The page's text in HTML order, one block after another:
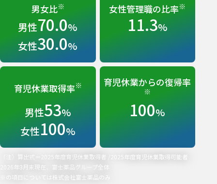
男女比※
男性70.0%
女性30.0%
女性管理職の比率※
11.3%
育児休業取得率※
男性53%
女性100%
育児休業からの復帰率
※
100%
（注）算出式＝2025年度育児休業取得者 /2025年度育児休業取得可能者
2026年3月末現在、富士薬品グループ全体
※の項目については株式会社富士薬品のみ